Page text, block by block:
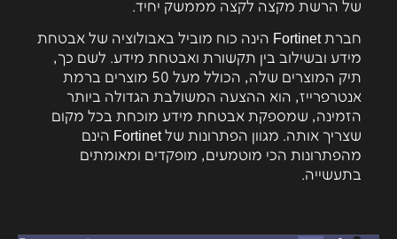
של הרשת מקצה לקצה מממשק יחיד.
חברת Fortinet הינה כוח מוביל באבולוציה של אבטחת
מידע ובשילוב בין תקשורת ואבטחת מידע. לשם כך,
תיק המוצרים שלה, הכולל מעל 50 מוצרים ברמת
אנטרפרייז, הוא ההצעה המשולבת הגדולה ביותר
הזמינה, שמספקת אבטחת מידע מוכחת בכל מקום
שצריך אותה. מגוון הפתרונות של Fortinet הינם
מהפתרונות הכי מוטמעים, מופקדים ומאומתים
בתעשייה.